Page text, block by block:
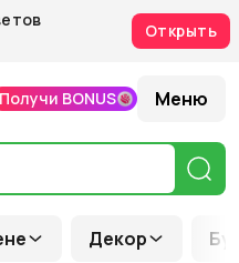
Открыть
Декор
Получи BONUS Меню